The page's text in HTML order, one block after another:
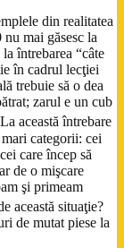
din realitatea
mai găsesc la
întrebarea “câte
în cadrul lecţiei
trebuie să o dea
zarul e un cub
această întrebare
categorii: cei
care încep să
de o mişcare
şi primeam
această situaţie?
de mutat piese la